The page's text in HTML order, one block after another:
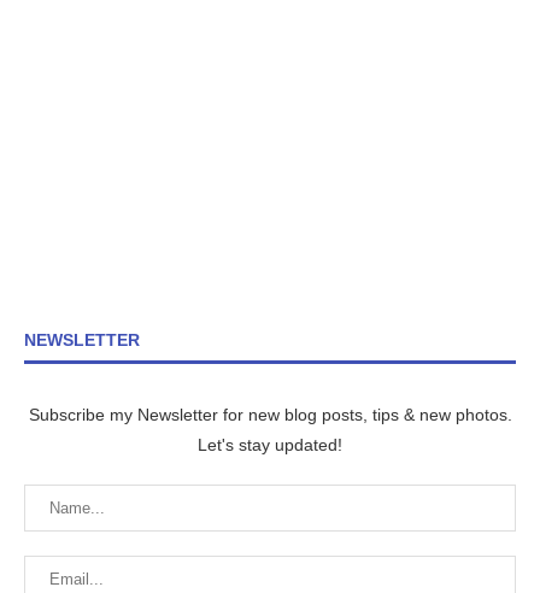
NEWSLETTER
Subscribe my Newsletter for new blog posts, tips & new photos.
Let's stay updated!